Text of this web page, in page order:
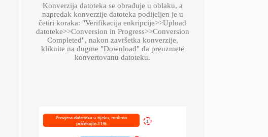
Konverzija datoteka se obrađuje u oblaku, a
napredak konverzije datoteka podijeljen je u
četiri koraka: "Verifikacija enkripcije>>Upload
datoteke>>Conversion in Progress>>Conversion
Completed", nakon završetka konverzije,
kliknite na dugme "Download" da preuzmete
konvertovanu datoteku.